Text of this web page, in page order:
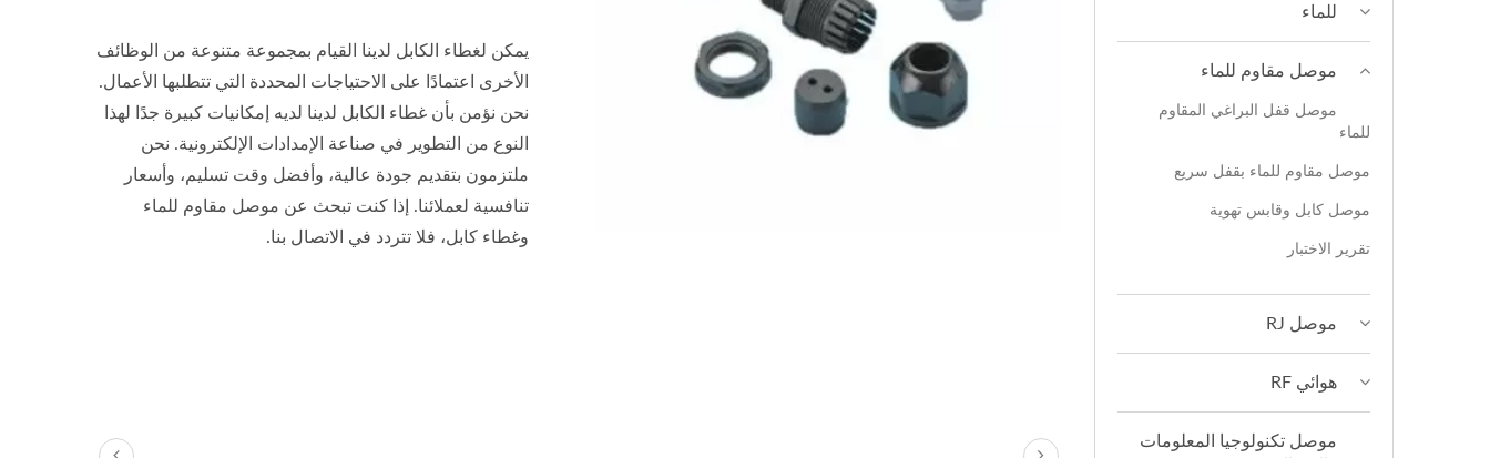
يمكن لغطاء الكابل لدينا القيام بمجموعة متنوعة من الوظائف
الأخرى اعتمادًا على الاحتياجات المحددة التي تتطلبها الأعمال.
نحن نؤمن بأن غطاء الكابل لدينا لديه إمكانيات كبيرة جدًا لهذا
النوع من التطوير في صناعة الإمدادات الإلكترونية. نحن
ملتزمون بتقديم جودة عالية، وأفضل وقت تسليم، وأسعار
تنافسية لعملائنا. إذا كنت تبحث عن موصل مقاوم للماء
وغطاء كابل، فلا تتردد في الاتصال بنا.
للماء
موصل مقاوم للماء
موصل قفل البراغي المقاوم
للماء
موصل مقاوم للماء بقفل سريع
موصل كابل وقابس تهوية
تقرير الاختبار
موصل RJ
هوائي RF
موصل تكنولوجيا المعلومات